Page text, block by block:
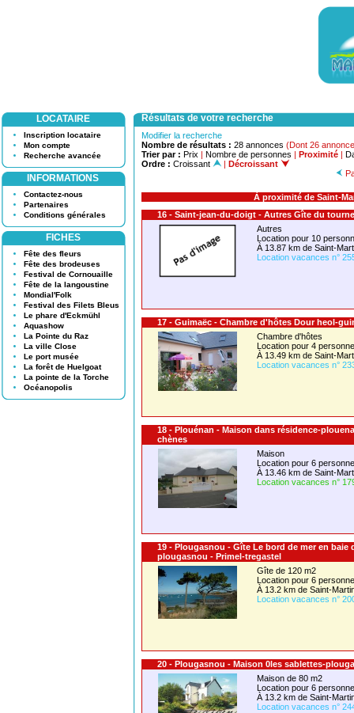
LOCATAIRE
Inscription locataire
Mon compte
Recherche avancée
INFORMATIONS
Contactez-nous
Partenaires
Conditions générales
FICHES
Fête des fleurs
Fête des brodeuses
Festival de Cornouaille
Fête de la langoustine
Mondial'Folk
Festival des Filets Bleus
Le phare d'Eckmühl
Aquashow
La Pointe du Raz
La ville Close
Le port musée
La forêt de Huelgoat
La pointe de la Torche
Océanopolis
Résultats de votre recherche
Modifier la recherche
Nombre de résultats : 28 annonces (Dont 26
Trier par : Prix | Nombre de personnes | Proximité |
Ordre : Croissant | Décroissant
À proximité de Saint-
16 - Saint-jean-du-doigt - Autres Gîte du
Autres
Location pour 10
À 13.87 km de Saint-
Location vacances n°
17 - Guimaëc - Chambre d'hôtes Dour heol-
Chambre d'hôtes
Location pour 4
À 13.49 km de Saint-
Location vacances n°
18 - Plouénan - Maison dans résidence-
chènes
Maison
Location pour 6
À 13.46 km de Saint-
Location vacances n°
19 - Plougasnou - Gîte Le bord de mer en baie
plougasnou - Primel-tregastel
Gîte de 120 m2
Location pour 6
À 13.2 km de Saint-
Location vacances n°
20 - Plougasnou - Maison 0les sablettes-
Maison de 80 m2
Location pour 6
À 13.2 km de Saint-
Location vacances n°